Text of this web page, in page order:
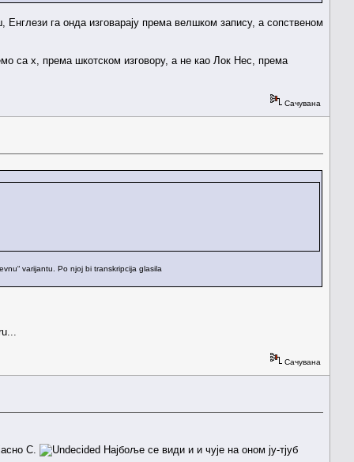
га онда изговарају према велшком запису, а сопственом
са х, према шкотском изговору, а не као Лок Нес, према
Сачувана
varijantu. Po njoj bi transkripcija glasila
Сачувана
С.
Најбоље се види и и чује на оном ју-тјуб